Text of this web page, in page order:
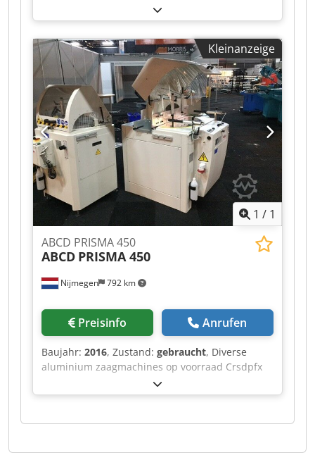
copying milling machine - lathe MICHÄL KÄMPF
Online-Video-Inspection by Skype-Video We
would be very pleased with your visit - more
machines on Stock Crodpfx Alsh Axryobsf
Available Immediately - Can be inspect On Stock
Emskirchen / Nürnberg - Can be test
Kleinanzeige
1 / 1
Nijmegen 792 km
ABCD PRISMA 450
ABCD PRISMA 450
Preisinfo Anrufen
Baujahr: 2016, Zustand: gebraucht, Diverse
aluminium zaagmachines op voorraad Crsdpfx